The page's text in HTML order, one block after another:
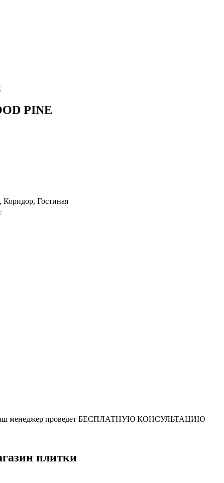
PINE
Гостиная
менеджер проведет БЕСПЛАТНУЮ КОНСУЛЬТАЦИЮ
плитки